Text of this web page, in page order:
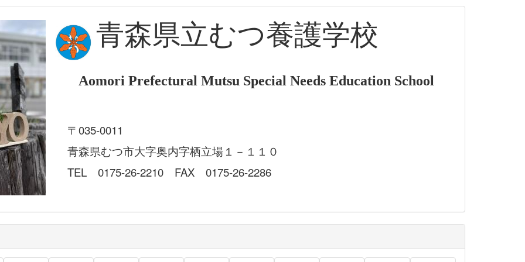
青森県立むつ養護学校
Aomori Prefectural Mutsu Special Needs Education School
〒035-0011
青森県むつ市大字奥内字栖立場１－１１０
TEL 0175-26-2210 FAX 0175-26-2286